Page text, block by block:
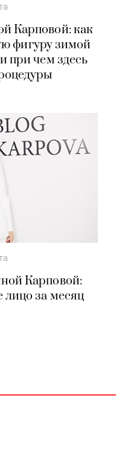
Карповой: как
фигуру зимой
при чем здесь
Карповой:
лицо за месяц